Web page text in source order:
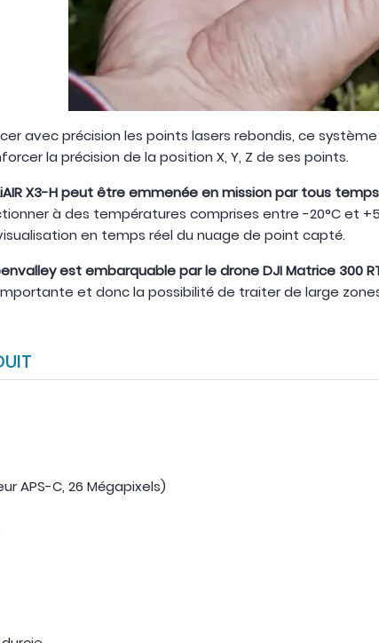
avec précision les points lasers rebondis, ce
la précision de la position X, Y, Z de ses points.
X3-H peut être emmenée en mission par tous
à des températures comprises entre -20°C et
en temps réel du nuage de point capté.
est embarquable par le drone DJI Matrice 300
et donc la possibilité de traiter de large
APS-C, 26 Mégapixels)